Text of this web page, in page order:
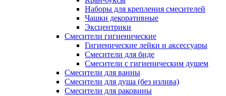
Наборы для крепления смесителей
Чашки декоративные
Эксцентрики
Смесители гигиенические
Гигиенические лейки и аксессуары
Смесители для биде
Смесители с гигиеническим душем
Смесители для ванны
Смесители для душа (без излива)
Смесители для раковины